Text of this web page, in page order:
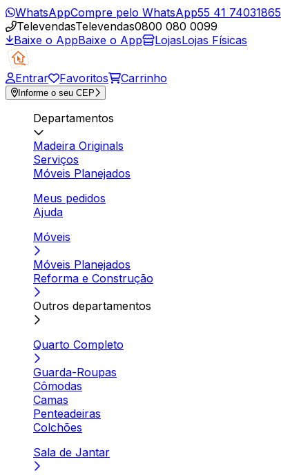
WhatsAppCompre pelo WhatsApp55 41 74031865
TelevendasTelevendas0800 080 0099
Baixe o AppBaixe o App LojasLojas Físicas
Entrar Favoritos Carrinho
Informe o seu CEP
Departamentos
Madeira Originals
Serviços
Móveis Planejados
Meus pedidos
Ajuda
Móveis
Móveis Planejados
Reforma e Construção
Outros departamentos
Quarto Completo
Guarda-Roupas
Cômodas
Camas
Penteadeiras
Colchões
Sala de Jantar